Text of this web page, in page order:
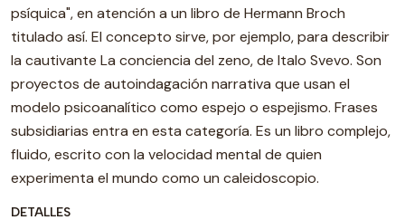
psíquica", en atención a un libro de Hermann Broch
titulado así. El concepto sirve, por ejemplo, para describir
la cautivante La conciencia del zeno, de Italo Svevo. Son
proyectos de autoindagación narrativa que usan el
modelo psicoanalítico como espejo o espejismo. Frases
subsidiarias entra en esta categoría. Es un libro complejo,
fluido, escrito con la velocidad mental de quien
experimenta el mundo como un caleidoscopio.
DETALLES